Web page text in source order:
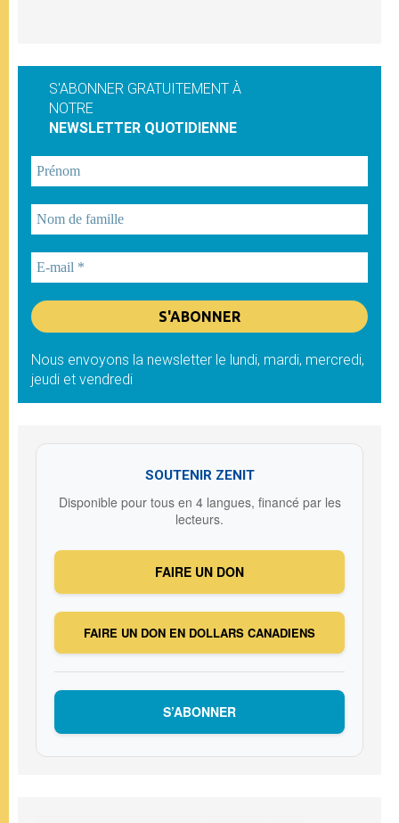
S'ABONNER GRATUITEMENT À
NOTRE
NEWSLETTER QUOTIDIENNE
Nous envoyons la newsletter le lundi, mardi, mercredi,
jeudi et vendredi
SOUTENIR ZENIT
Disponible pour tous en 4 langues, financé par les
lecteurs.
FAIRE UN DON
FAIRE UN DON EN DOLLARS CANADIENS
S’ABONNER